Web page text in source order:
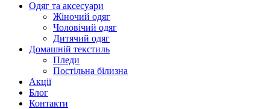
Одяг та аксесуари
Жіночий одяг
Чоловічий одяг
Дитячий одяг
Домашній текстиль
Пледи
Постільна білизна
Акції
Блог
Контакти